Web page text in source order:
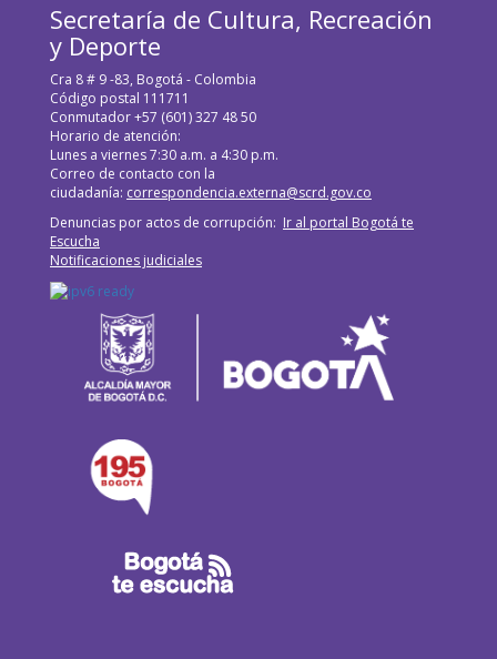
Secretaría de Cultura, Recreación
y Deporte
Cra 8 # 9 -83, Bogotá - Colombia
Código postal 111711
Conmutador +57 (601) 327 48 50
Horario de atención:
Lunes a viernes 7:30 a.m. a 4:30 p.m.
Correo de contacto con la
ciudadanía: correspondencia.externa@scrd.gov.co
Denuncias por actos de corrupción: Ir al portal Bogotá te
Escucha
Notificaciones judiciales